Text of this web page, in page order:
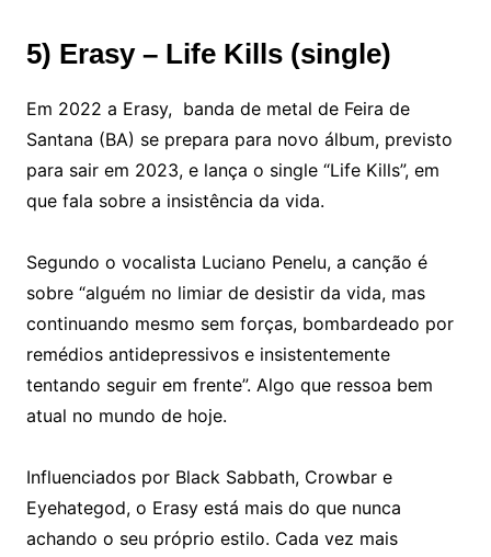
5) Erasy – Life Kills (single)
Em 2022 a Erasy, banda de metal de Feira de
Santana (BA) se prepara para novo álbum, previsto
para sair em 2023, e lança o single “Life Kills”, em
que fala sobre a insistência da vida.
Segundo o vocalista Luciano Penelu, a canção é
sobre “alguém no limiar de desistir da vida, mas
continuando mesmo sem forças, bombardeado por
remédios antidepressivos e insistentemente
tentando seguir em frente”. Algo que ressoa bem
atual no mundo de hoje.
Influenciados por Black Sabbath, Crowbar e
Eyehategod, o Erasy está mais do que nunca
achando o seu próprio estilo. Cada vez mais